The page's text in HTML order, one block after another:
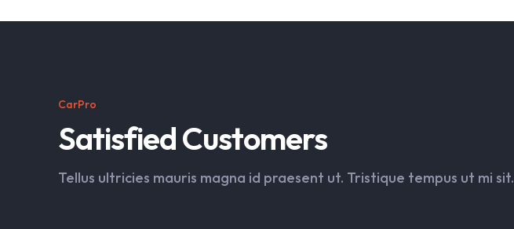
CarPro
Satisfied Customers
Tellus ultricies mauris magna id praesent ut. Tristique tempus ut mi sit.